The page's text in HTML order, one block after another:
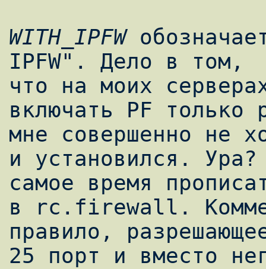
WITH_IPFW
IPFW". Дело в том,
что на моих
включать PF только
мне совершенно не
и установился. Ура?
самое время
в rc.firewall.
правило,
25 порт и вместо